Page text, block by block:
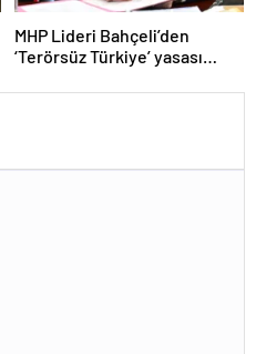
MHP Lideri Bahçeli’den
‘Terörsüz Türkiye’ yasası